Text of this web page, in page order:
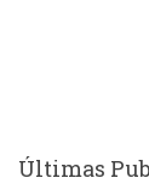
Últimas